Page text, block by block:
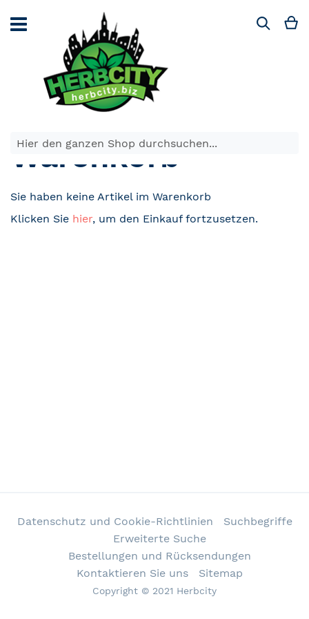
zum
Inhalt
Suche
Warenkorb
Sie haben keine Artikel im Warenkorb
Klicken Sie hier, um den Einkauf fortzusetzen.
Datenschutz und Cookie-Richtlinien
Suchbegriffe
Erweiterte Suche
Bestellungen und Rücksendungen
Kontaktieren Sie uns
Sitemap
Copyright © 2021 Herbcity